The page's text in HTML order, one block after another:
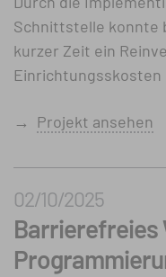
Durch die
Schnittstelle konnte
kurzer Zeit ein
Einrichtungsskosten
→ Projekt ansehen
02/10/2025
Barriere­freies